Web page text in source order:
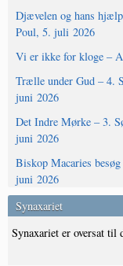
Djævelen og hans
Poul, 5. juli 2026
Vi er ikke for kloge –
Trælle under Gud – 4.
juni 2026
Det Indre Mørke – 3.
juni 2026
Biskop Macaries
juni 2026
Synaxariet
Synaxariet er oversat til